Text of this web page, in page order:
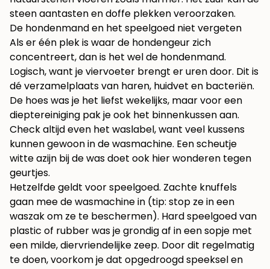
steen aantasten en doffe plekken veroorzaken.
De hondenmand en het speelgoed niet vergeten
Als er één plek is waar de hondengeur zich
concentreert, dan is het wel de hondenmand.
Logisch, want je viervoeter brengt er uren door. Dit is
dé verzamelplaats van haren, huidvet en bacteriën.
De hoes was je het liefst wekelijks, maar voor een
dieptereiniging pak je ook het binnenkussen aan.
Check altijd even het waslabel, want veel kussens
kunnen gewoon in de wasmachine. Een scheutje
witte azijn bij de was doet ook hier wonderen tegen
geurtjes.
Hetzelfde geldt voor speelgoed. Zachte knuffels
gaan mee de wasmachine in (tip: stop ze in een
waszak om ze te beschermen). Hard speelgoed van
plastic of rubber was je grondig af in een sopje met
een milde, diervriendelijke zeep. Door dit regelmatig
te doen, voorkom je dat opgedroogd speeksel en